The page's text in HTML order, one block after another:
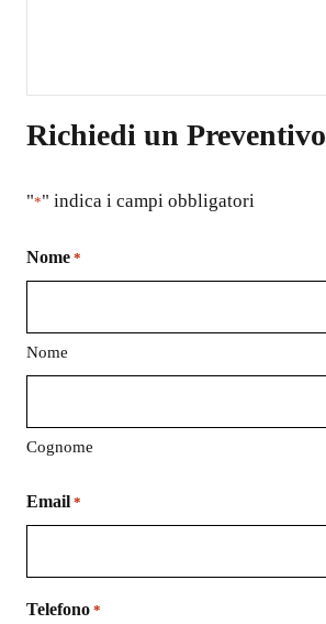
Richiedi un Preventivo
"*" indica i campi obbligatori
Nome *
Nome
Cognome
Email *
Telefono *